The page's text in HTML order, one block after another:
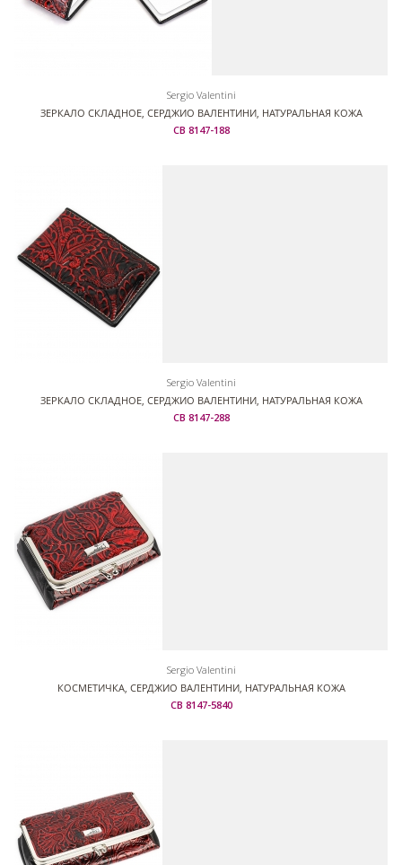
Sergio Valentini
ЗЕРКАЛО СКЛАДНОЕ, СЕРДЖИО ВАЛЕНТИНИ, НАТУРАЛЬНАЯ КОЖА
СВ 8147-188
Sergio Valentini
ЗЕРКАЛО СКЛАДНОЕ, СЕРДЖИО ВАЛЕНТИНИ, НАТУРАЛЬНАЯ КОЖА
СВ 8147-288
Sergio Valentini
КОСМЕТИЧКА, СЕРДЖИО ВАЛЕНТИНИ, НАТУРАЛЬНАЯ КОЖА
СВ 8147-5840